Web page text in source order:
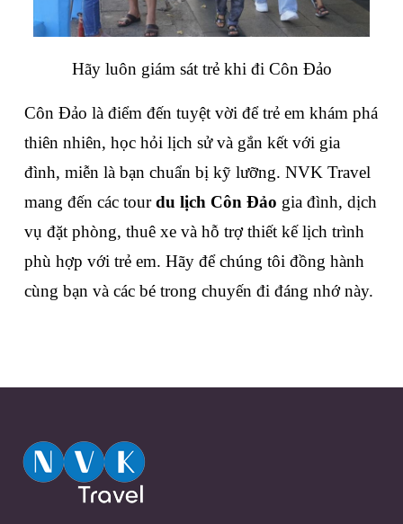
Hãy luôn giám sát trẻ khi đi Côn Đảo
Côn Đảo là điểm đến tuyệt vời để trẻ em khám phá
thiên nhiên, học hỏi lịch sử và gắn kết với gia
đình, miễn là bạn chuẩn bị kỹ lưỡng. NVK Travel
mang đến các tour du lịch Côn Đảo gia đình, dịch
vụ đặt phòng, thuê xe và hỗ trợ thiết kế lịch trình
phù hợp với trẻ em. Hãy để chúng tôi đồng hành
cùng bạn và các bé trong chuyến đi đáng nhớ này.